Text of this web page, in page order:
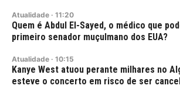
Atualidade · 11:20
Quem é Abdul El-Sayed, o médico que
primeiro senador muçulmano dos EUA?
Atualidade · 10:15
Kanye West atuou perante milhares no
esteve o concerto em risco de ser